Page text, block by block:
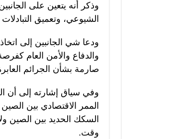
وذكر أنه يتعين على
الشيوعي، وتعميق
والدفاع والأمن العام
صارمة بشأن الجرائم
وفي سياق إشارته إلى أن
الممر الاقتصادي بين
السكك الحديد بين الصين
وقت.